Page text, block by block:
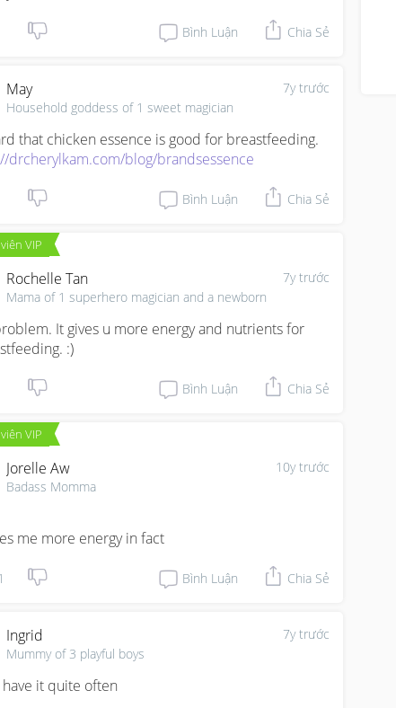
Bình Luận Chia Sẻ
7y trước
May
Household goddess of 1 sweet magician
drcherylkam.com/blog/brandsessence
Bình Luận Chia Sẻ
VIP
7y trước
Rochelle Tan
Mama of 1 superhero magician and a newborn
It gives u more energy and nutrients for
:)
Bình Luận Chia Sẻ
VIP
10y trước
Jorelle Aw
Badass Momma
me more energy in fact
Bình Luận Chia Sẻ
7y trước
Ingrid
Mummy of 3 playful boys
have it quite often